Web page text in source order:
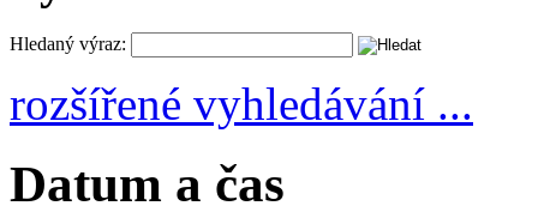
Hledaný výraz:
rozšířené vyhledávání ...
Datum a čas